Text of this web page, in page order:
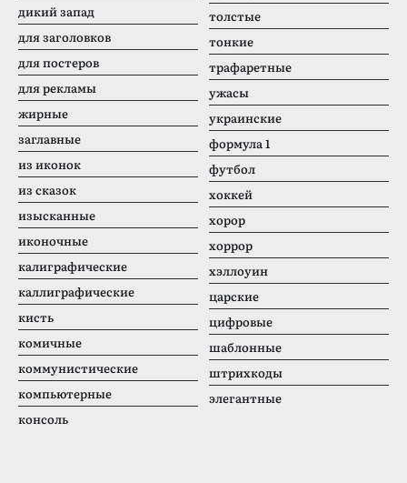
дикий запад
для заголовков
для постеров
для рекламы
жирные
заглавные
из иконок
из сказок
изысканные
иконочные
калиграфические
каллиграфические
кисть
комичные
коммунистические
компьютерные
консоль
толстые
тонкие
трафаретные
ужасы
украинские
формула 1
футбол
хоккей
хорор
хоррор
хэллоуин
царские
цифровые
шаблонные
штрихкоды
элегантные